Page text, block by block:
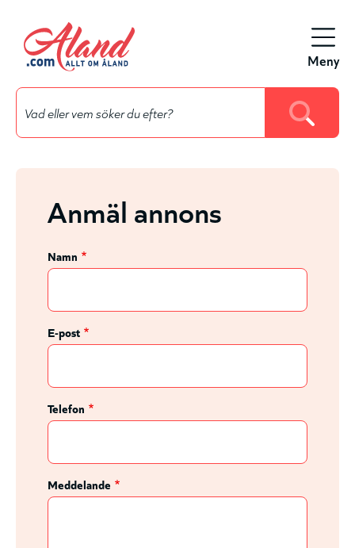
Hyppää
pääsisältöön
Meny
Anmäl annons
Namn
E-post
Telefon
Meddelande